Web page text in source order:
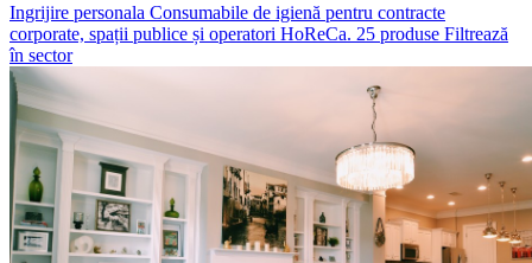
Ingrijire personala Consumabile de igienă pentru contracte
corporate, spații publice și operatori HoReCa. 25 produse Filtrează
în sector